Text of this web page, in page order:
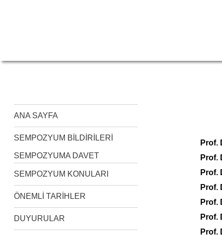
ANA SAYFA
SEMPOZYUM BİLDİRİLERİ
SEMPOZYUMA DAVET
SEMPOZYUM KONULARI
ÖNEMLİ TARİHLER
DUYURULAR
Prof.
Prof.
Prof.
Prof.
Prof.
Prof.
Prof.